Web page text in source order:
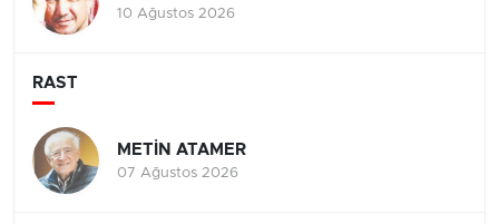
10 Ağustos 2026
RAST
METİN ATAMER
07 Ağustos 2026